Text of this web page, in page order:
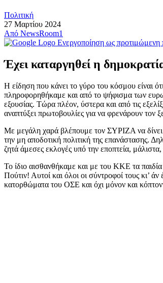
Πολιτική
27 Μαρτίου 2024
Από NewsRoom1
Ενεργοποίηση ως
Έχει καταργηθεί η
Η είδηση που κάνει το γύρο του κόσμου είναι
πληροφορηθήκαμε και από το ψήφισμα των
εξουσίας. Τώρα πλέον, ύστερα και από τις
αναπτύξει πρωτοβουλίες για να φρενάρουν τον
Με μεγάλη χαρά βλέπουμε τον ΣΥΡΙΖΑ να δίνει
την μη αποδοτική πολιτική της επανάστασης.
ζητά άμεσες εκλογές υπό την εποπτεία,
Το ίδιο αισθανθήκαμε και με του ΚΚΕ τα
Πούτιν! Αυτοί και όλοι οι σύντροφοί τους κι’
κατορθώματα του ΟΣΕ και όχι μόνον και